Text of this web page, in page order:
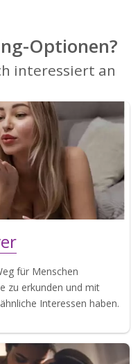
Optionen?
interessiert an
für Menschen
zu erkunden und mit
Interessen haben.